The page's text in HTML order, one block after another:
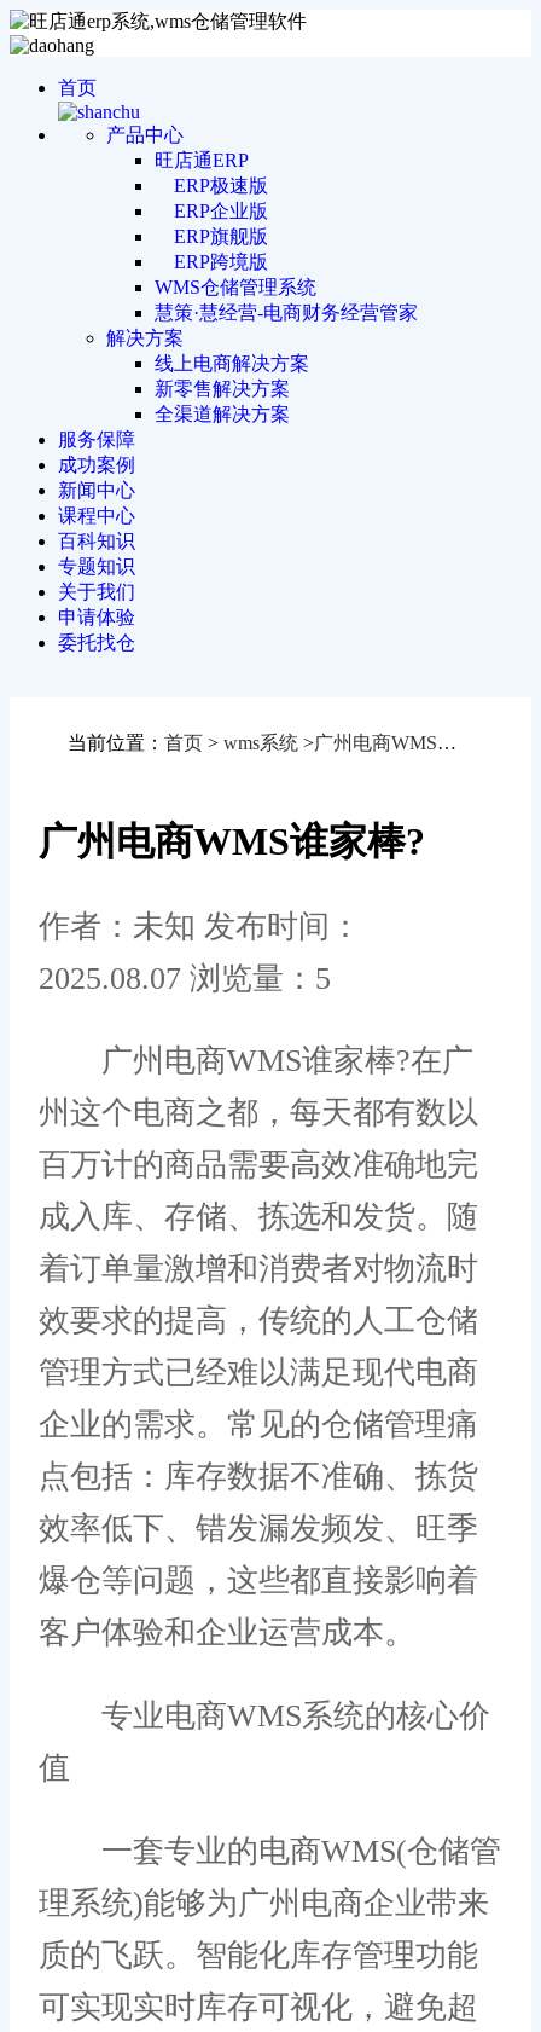
首页
产品中心
旺店通ERP
ERP极速版
ERP企业版
ERP旗舰版
ERP跨境版
WMS仓储管理系统
慧策·慧经营-电商财务经营管家
解决方案
线上电商解决方案
新零售解决方案
全渠道解决方案
服务保障
成功案例
新闻中心
课程中心
百科知识
专题知识
关于我们
申请体验
委托找仓
当前位置： 首页 > wms系统 >广州电商WMS谁家棒?
广州电商WMS谁家棒?
作者：未知 发布时间：
2025.08.07 浏览量：5
广州电商WMS谁家棒?在广
州这个电商之都，每天都有数以
百万计的商品需要高效准确地完
成入库、存储、拣选和发货。随
着订单量激增和消费者对物流时
效要求的提高，传统的人工仓储
管理方式已经难以满足现代电商
企业的需求。常见的仓储管理痛
点包括：库存数据不准确、拣货
效率低下、错发漏发频发、旺季
爆仓等问题，这些都直接影响着
客户体验和企业运营成本。
专业电商WMS系统的核心价
值
一套专业的电商WMS(仓储管
理系统)能够为广州电商企业带来
质的飞跃。智能化库存管理功能
可实现实时库存可视化，避免超